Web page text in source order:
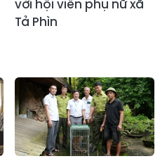
với hội viên phụ nữ xã
Tả Phìn